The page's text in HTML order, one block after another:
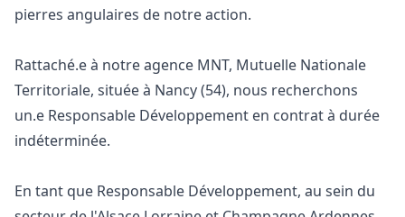
pierres angulaires de notre action.
Rattaché.e à notre agence MNT, Mutuelle Nationale
Territoriale, située à Nancy (54), nous recherchons
un.e Responsable Développement en contrat à durée
indéterminée.
En tant que Responsable Développement, au sein du